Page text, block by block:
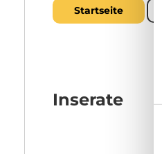
Startseite
Inserate